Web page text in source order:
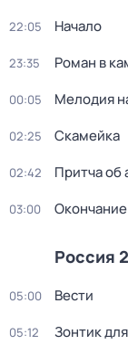
22:05 Начало
23:35 Роман в
00:05 Мелодия
02:25 Скамейка
02:42 Притча об
03:00
Россия
05:00 Вести
05:12 Зонтик